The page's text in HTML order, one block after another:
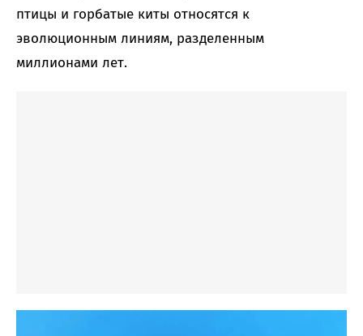
птицы и горбатые киты относятся к
эволюционным линиям, разделенным
миллионами лет.